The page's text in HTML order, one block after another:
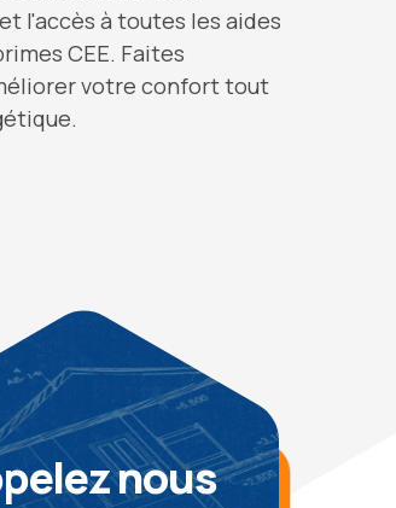
l'accès à toutes les aides
CEE. Faites
votre confort tout
nous